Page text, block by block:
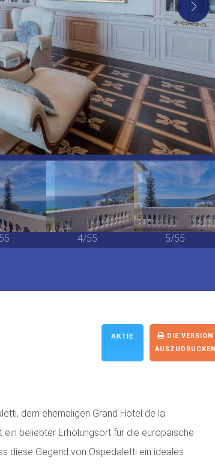
4/55 5/55
AKTIE
DIE VERSION
AUSZUDRUCKEN
dem ehemaligen Grand Hotel de la
ein beliebter Erholungsort für die europäische
diese Gegend von Ospedaletti ein ideales